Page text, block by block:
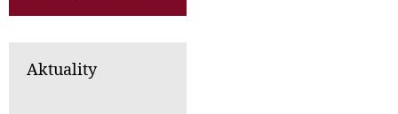
Aktuality